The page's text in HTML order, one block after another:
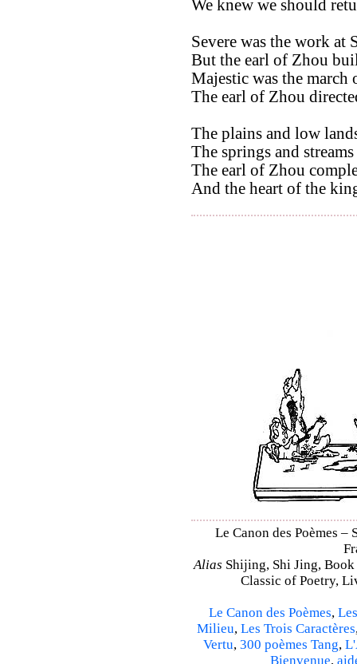
We knew we should
Severe was the work at
But the earl of Zhou
Majestic was the march
The earl of Zhou
The plains and low
The springs and
The earl of Zhou
And the heart of the
Le Canon des Poèmes
Alias Shijing, Shi Jing,
Classic of Poetry,
Le Canon des Poèmes,
Milieu, Les Trois Caractères
Vertu, 300 poèmes Tang,
Bienvenue,